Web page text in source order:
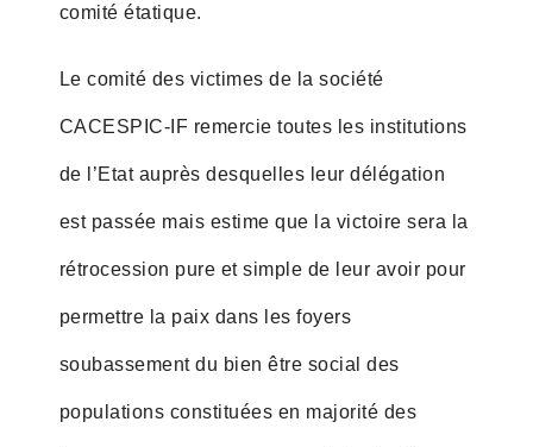
comité étatique.
Le comité des victimes de la société
CACESPIC-IF remercie toutes les institutions
de l’Etat auprès desquelles leur délégation
est passée mais estime que la victoire sera la
rétrocession pure et simple de leur avoir pour
permettre la paix dans les foyers
soubassement du bien être social des
populations constituées en majorité des